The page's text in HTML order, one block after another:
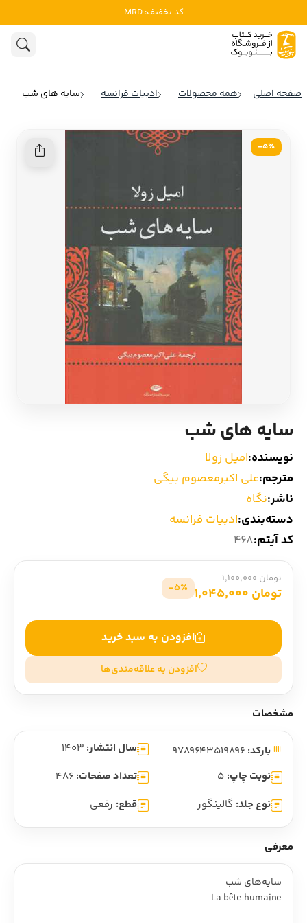
کد تخفیف: MRD
ادبیات
تاریخ و سیاست
علوم اجتماعی
ادیان و اساطیر
ادبیات انگلیس
ادبیات فرانسه
ادبیات روسیه
ادبیات آمریکای لاتین
ادبیات آلمان
ادبیات ترکیه
ادبیات آسیا
سایر کشورهای اروپا
داستان کوتاه
شعر و متون کهن
زندگینامه
ادبیات نمایشی
صفحه اصلی همه محصولات ادبیات فرانسه سایه های شب
5٪-
سایه های شب
نویسنده:امیل زولا
مترجم:علی اکبرمعصوم بیگی
ناشر:نگاه
دسته‌بندی:ادبیات فرانسه
کد آیتم:468
تومان 1,100,000
تومان 1,045,000 5٪-
افزودن به سبد خرید
افزودن به علاقه‌مندی‌ها
مشخصات
بارکد: سال انتشار: 1403
نوبت چاپ: 5 تعداد صفحات: 486
نوع جلد: گالینگور قطع: رقعی
معرفی
سایه‌های شب
La bête humaine